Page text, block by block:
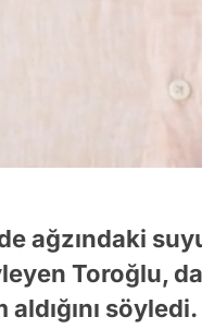
ağzındaki
Toroğlu,
söyledi.